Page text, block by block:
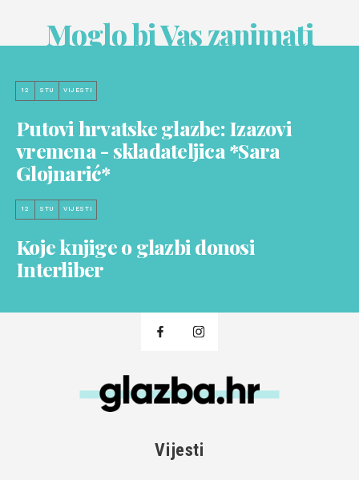
Moglo bi Vas zanimati
12 STU VIJESTI
Putovi hrvatske glazbe: Izazovi
vremena - skladateljica *Sara
Glojnarić*
12 STU VIJESTI
Koje knjige o glazbi donosi
Interliber
Vijesti